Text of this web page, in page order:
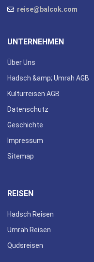
reise@balcok.com
UNTERNEHMEN
Über Uns
Hadsch &amp; Umrah AGB
Kulturreisen AGB
Datenschutz
Geschichte
Impressum
Sitemap
REISEN
Hadsch Reisen
Umrah Reisen
Qudsreisen